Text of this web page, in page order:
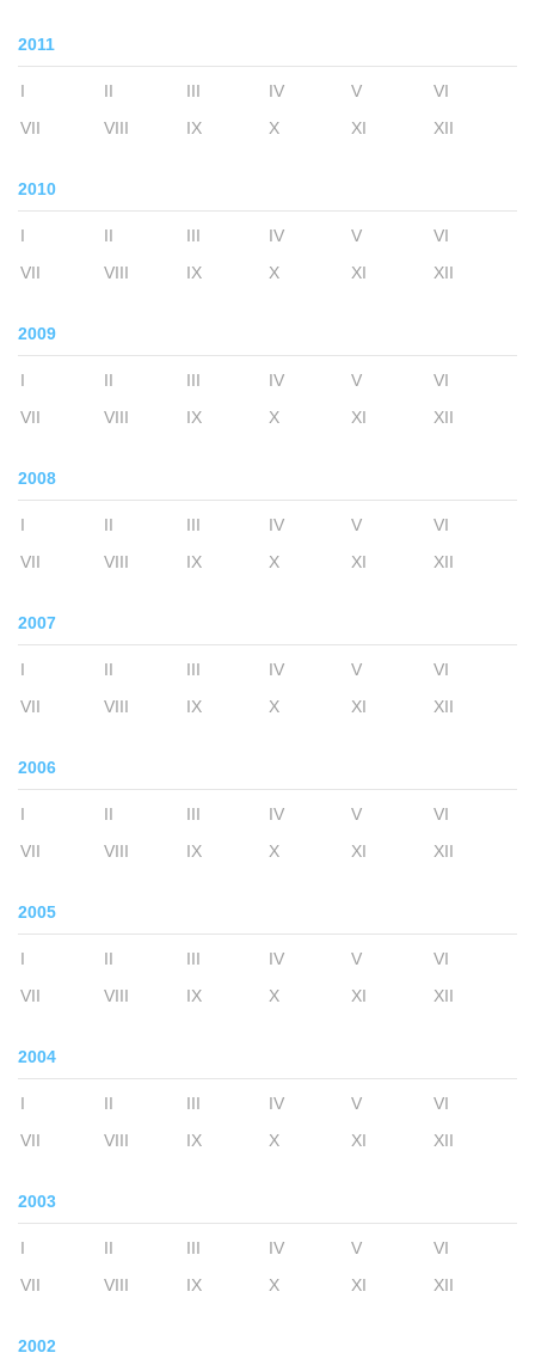
2011
I II III IV V
VI
VII
VIII IX X XI XII
2010
I II III IV V
VI
VII
VIII IX X XI XII
2009
I II III IV V
VI
VII
VIII IX X XI XII
2008
I II III IV V
VI
VII
VIII IX X XI XII
2007
I II III IV V
VI
VII
VIII IX X XI XII
2006
I II III IV V
VI
VII
VIII IX X XI XII
2005
I II III IV V
VI
VII
VIII IX X XI XII
2004
I II III IV V
VI
VII
VIII IX X XI XII
2003
I II III IV V
VI
VII
VIII IX X XI XII
2002